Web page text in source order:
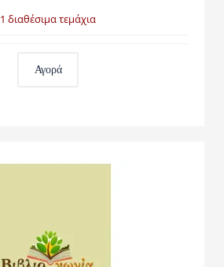
1 διαθέσιμα τεμάχια
Αγορά